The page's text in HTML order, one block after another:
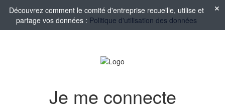
Découvrez comment le comité d'entreprise recueille, utilise et
partage vos données : Politique d'utilisation des données
Je me connecte